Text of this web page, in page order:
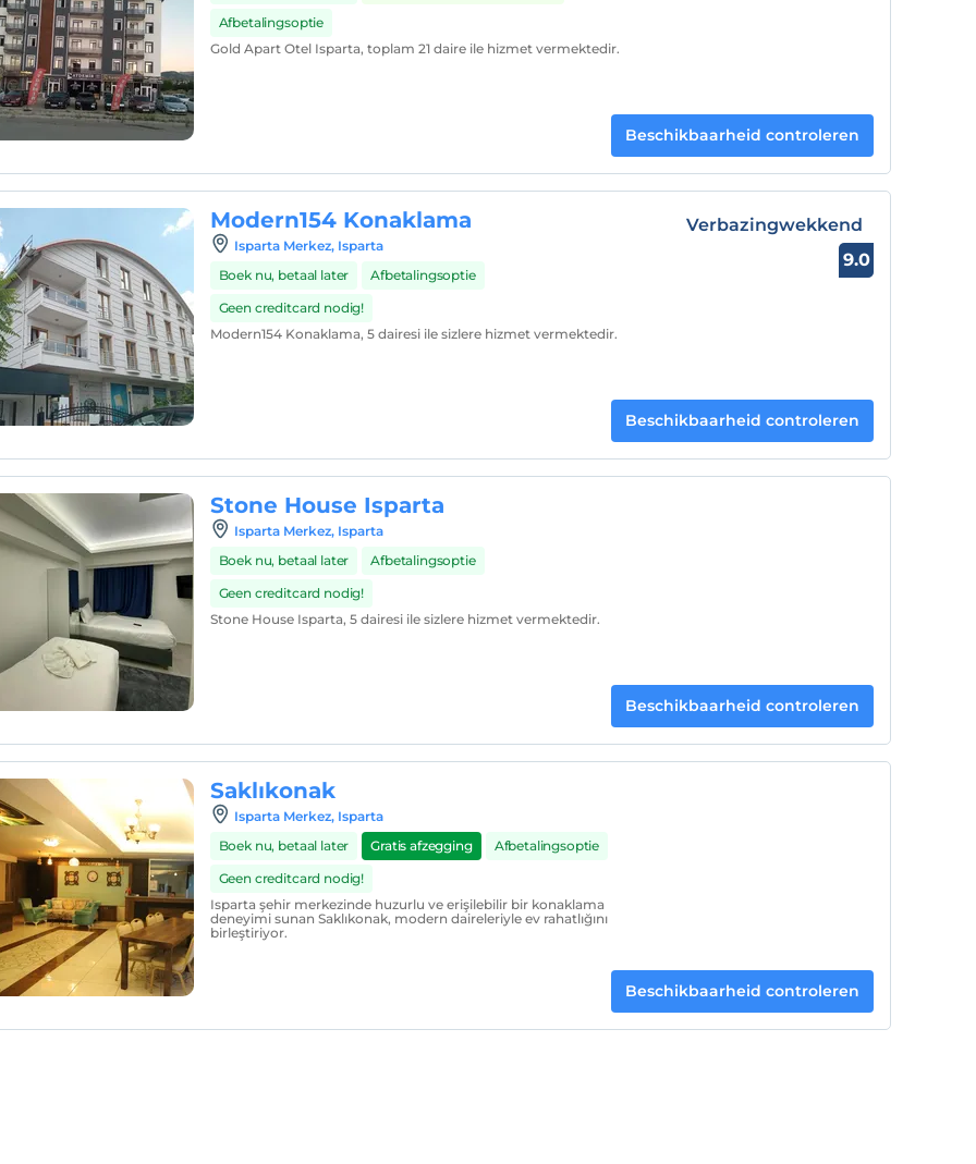
Afbetalingsoptie
Gold Apart Otel Isparta, toplam 21 daire ile hizmet vermektedir.
Beschikbaarheid controleren
Modern154 Konaklama
Isparta Merkez, Isparta
Boek nu, betaal later
Afbetalingsoptie
Geen creditcard nodig!
Modern154 Konaklama, 5 dairesi ile sizlere hizmet vermektedir.
Verbazingwekkend
9.0
Beschikbaarheid controleren
Stone House Isparta
Isparta Merkez, Isparta
Boek nu, betaal later
Afbetalingsoptie
Geen creditcard nodig!
Stone House Isparta, 5 dairesi ile sizlere hizmet vermektedir.
Beschikbaarheid controleren
Saklıkonak
Isparta Merkez, Isparta
Boek nu, betaal later
Gratis afzegging
Afbetalingsoptie
Geen creditcard nodig!
Isparta şehir merkezinde huzurlu ve erişilebilir bir konaklama
deneyimi sunan Saklıkonak, modern daireleriyle ev rahatlığını
birleştiriyor.
Beschikbaarheid controleren